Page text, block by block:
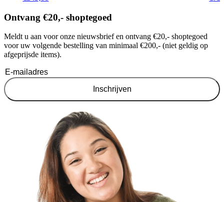
Ontvang €20,- shoptegoed
Meldt u aan voor onze nieuwsbrief en ontvang €20,- shoptegoed
voor uw volgende bestelling van minimaal €200,- (niet geldig op
afgeprijsde items).
Inschrijven